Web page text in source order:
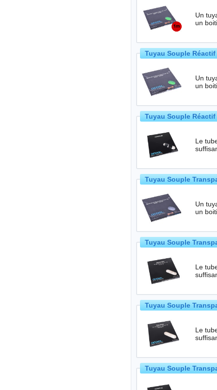
Un
Tuyau Souple Réactif
Un
Tuyau Souple
Le
Tuyau Souple
Un
Tuyau Souple
Le
Tuyau Souple
Le
Tuyau Souple